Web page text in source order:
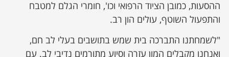
ההסעות, כמובן הציוד הרפואי וכו', חומרי הגלם למטבח
והתפעול השוטף, עולים הון רב.
"לשמחתנו התברכה בית שמש בתושבים בעלי לב חם,
ואנחנו מקבלים המון עזרה וסיוע מתורמים נדיבי לב. עם